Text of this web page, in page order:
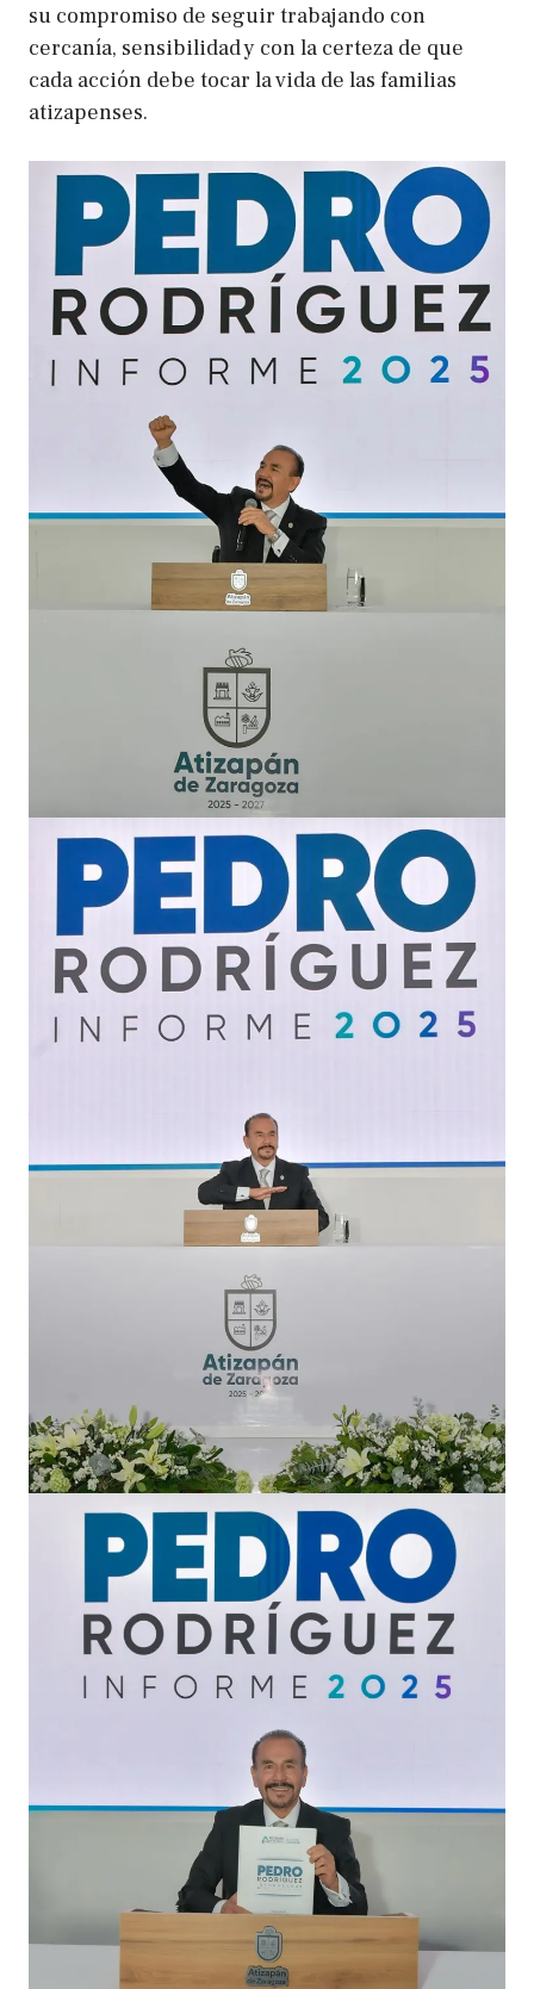
su compromiso de seguir trabajando con
cercanía, sensibilidad y con la certeza de que
cada acción debe tocar la vida de las familias
atizapenses.